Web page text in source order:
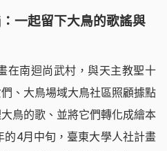
一起留下大鳥的歌謠與
在南迴尚武村，與天主教聖十
、大鳥場域大鳥社區照顧據點
鳥的歌、並將它們轉化成繪本
的4月中旬，臺東大學人社計畫